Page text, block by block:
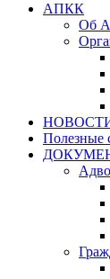
АПКК
Об
Полезные